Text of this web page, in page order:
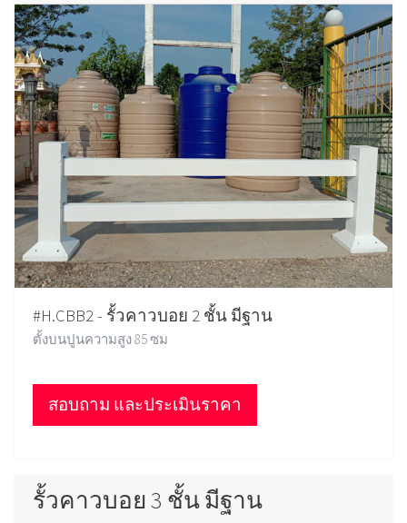
#H.CBB2 - รั้วคาวบอย 2 ชั้น มีฐาน
ตั้งบนปูนความสูง 85 ซม
สอบถาม และประเมินราคา
รั้วคาวบอย 3 ชั้น มีฐาน